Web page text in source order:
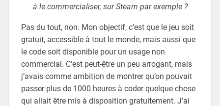
à le commercialiser, sur Steam par exemple ?
Pas du tout, non. Mon objectif, c’est que le jeu soit
gratuit, accessible à tout le monde, mais aussi que
le code soit disponible pour un usage non
commercial. C’est peut-être un peu arrogant, mais
j’avais comme ambition de montrer qu’on pouvait
passer plus de 1000 heures à coder quelque chose
qui allait être mis à disposition gratuitement. J’ai